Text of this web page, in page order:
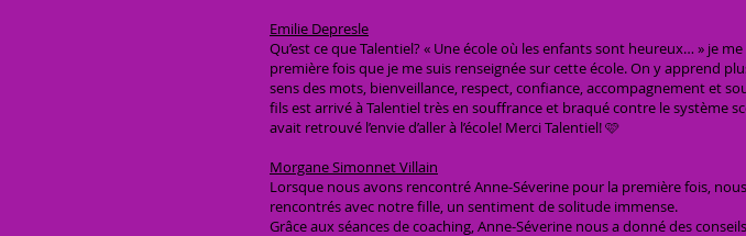
Emilie Depresle
Qu’est ce que Talentiel? « Une école où les enfants sont heureux… » je
première fois que je me suis renseignée sur cette école. On y apprend
sens des mots, bienveillance, respect, confiance, accompagnement et
fils est arrivé à Talentiel très en souffrance et braqué contre le système
avait retrouvé l’envie d’aller à l’école! Merci Talentiel! 🩷
Morgane Simonnet Villain
Lorsque nous avons rencontré Anne-Séverine pour la première fois,
rencontrés avec notre fille, un sentiment de solitude immense.
Grâce aux séances de coaching, Anne-Séverine nous a donné des